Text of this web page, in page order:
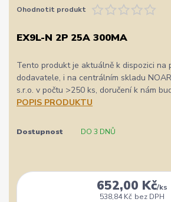
Ohodnotit produkt
EX9L-N 2P 25A 300MA
Tento produkt je aktuálně k dispozici na
dodavatele, i na centrálním skladu
s.r.o. v počtu >250 ks, doručení k nám
POPIS PRODUKTU
Dostupnost DO 3 DNŮ
652,00 Kč/ks
538,84 Kč bez DPH